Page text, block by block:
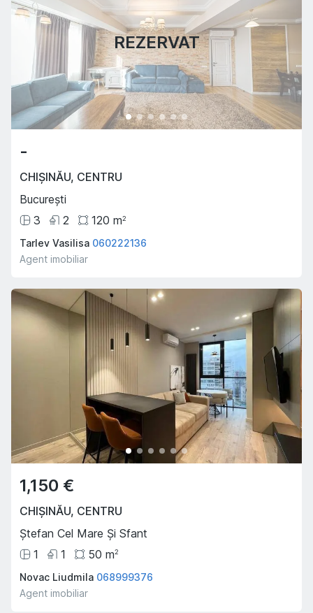
REZERVAT
-
CHIȘINĂU, CENTRU
București
3
2 120 m2
Tarlev Vasilisa 060222136
Agent imobiliar
1,150 €
CHIȘINĂU, CENTRU
Ștefan Cel Mare Și Sfant
1
1 50 m2
Novac Liudmila 068999376
Agent imobiliar